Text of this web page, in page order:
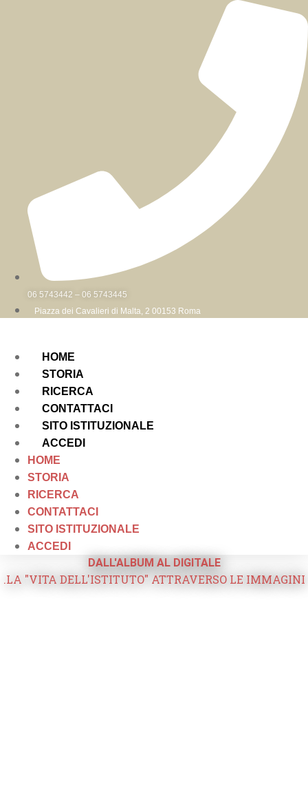
06 5743442 – 06 5743445
Piazza dei Cavalieri di Malta, 2 00153 Roma
HOME
STORIA
RICERCA
CONTATTACI
SITO ISTITUZIONALE
ACCEDI
HOME
STORIA
RICERCA
CONTATTACI
SITO ISTITUZIONALE
ACCEDI
DALL'ALBUM AL DIGITALE
.LA "VITA DELL'ISTITUTO" ATTRAVERSO LE IMMAGINI